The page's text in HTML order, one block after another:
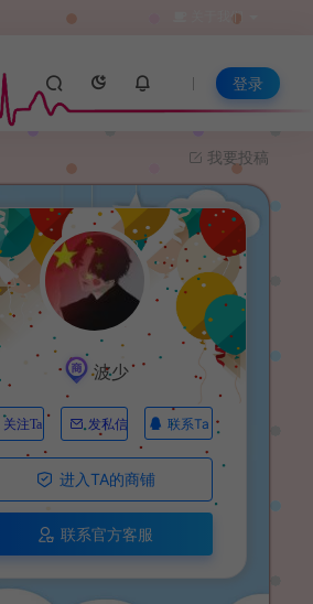
关于我们
登录
我要投稿
波少
关注Ta 发私信 联系Ta
进入TA的商铺
联系官方客服